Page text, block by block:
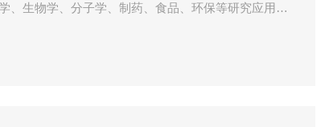
、生物学、分子学、制药、食品、环保等研究应用领